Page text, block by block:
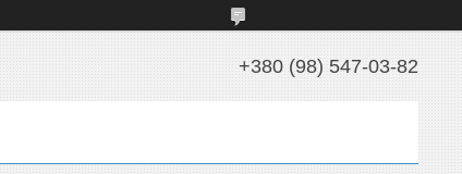
+380 (98) 547-03-82